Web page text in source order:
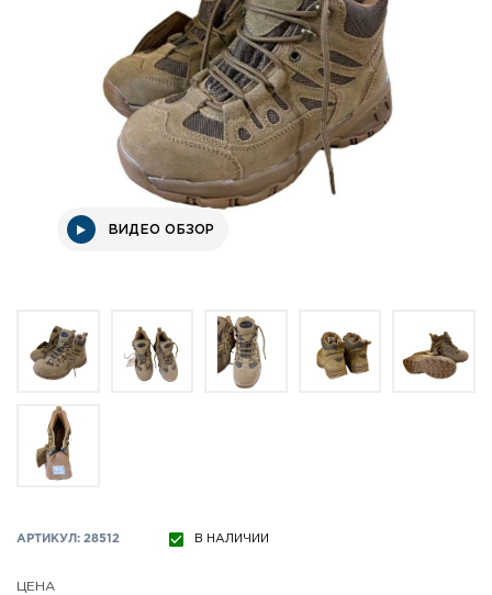
ВИДЕО ОБЗОР
АРТИКУЛ: 28512 В НАЛИЧИИ
ЦЕНА